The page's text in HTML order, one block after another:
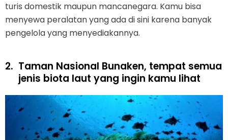
turis domestik maupun mancanegara. Kamu bisa
menyewa peralatan yang ada di sini karena banyak
pengelola yang menyediakannya.
2. Taman Nasional Bunaken, tempat semua
jenis biota laut yang ingin kamu lihat